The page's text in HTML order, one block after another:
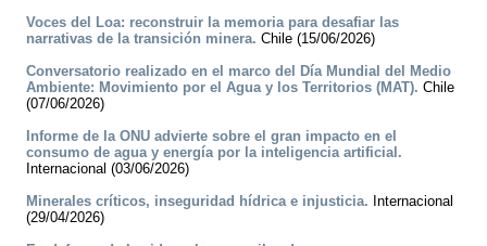
Voces del Loa: reconstruir la memoria para desafiar las
narrativas de la transición minera. Chile (15/06/2026)
Conversatorio realizado en el marco del Día Mundial del Medio
Ambiente: Movimiento por el Agua y los Territorios (MAT). Chile
(07/06/2026)
Informe de la ONU advierte sobre el gran impacto en el
consumo de agua y energía por la inteligencia artificial.
Internacional (03/06/2026)
Minerales críticos, inseguridad hídrica e injusticia. Internacional
(29/04/2026)